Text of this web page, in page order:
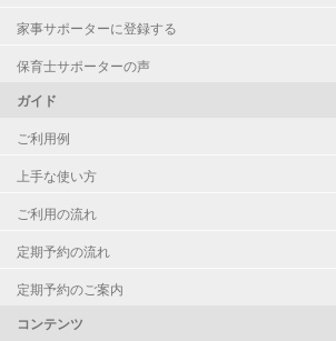
家事サポーターに登録する
保育士サポーターの声
ガイド
ご利用例
上手な使い方
ご利用の流れ
定期予約の流れ
定期予約のご案内
コンテンツ